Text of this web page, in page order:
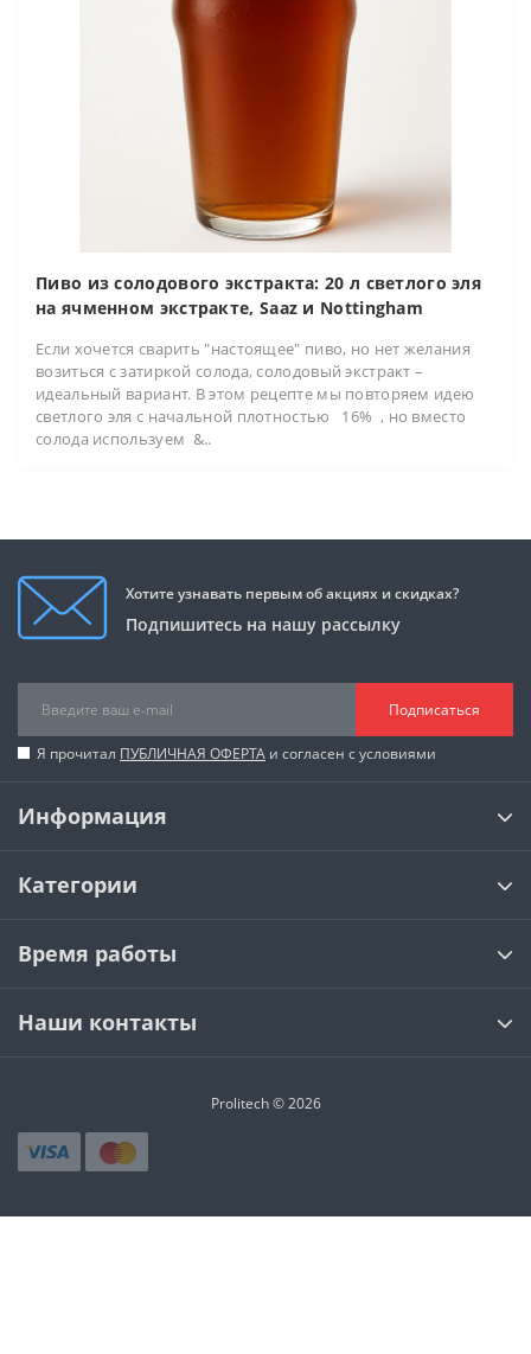
Пиво из солодового экстракта: 20 л светлого эля
на ячменном экстракте, Saaz и Nottingham
Если хочется сварить "настоящее" пиво, но нет желания
возиться с затиркой солода, солодовый экстракт –
идеальный вариант. В этом рецепте мы повторяем идею
светлого эля с начальной плотностью 16% , но вместо
солода используем &..
Хотите узнавать первым об акциях и скидках?
Подпишитесь на нашу рассылку
Подписаться
Я прочитал ПУБЛИЧНАЯ ОФЕРТА и согласен с условиями
Информация
Категории
Время работы
Наши контакты
Prolitech © 2026